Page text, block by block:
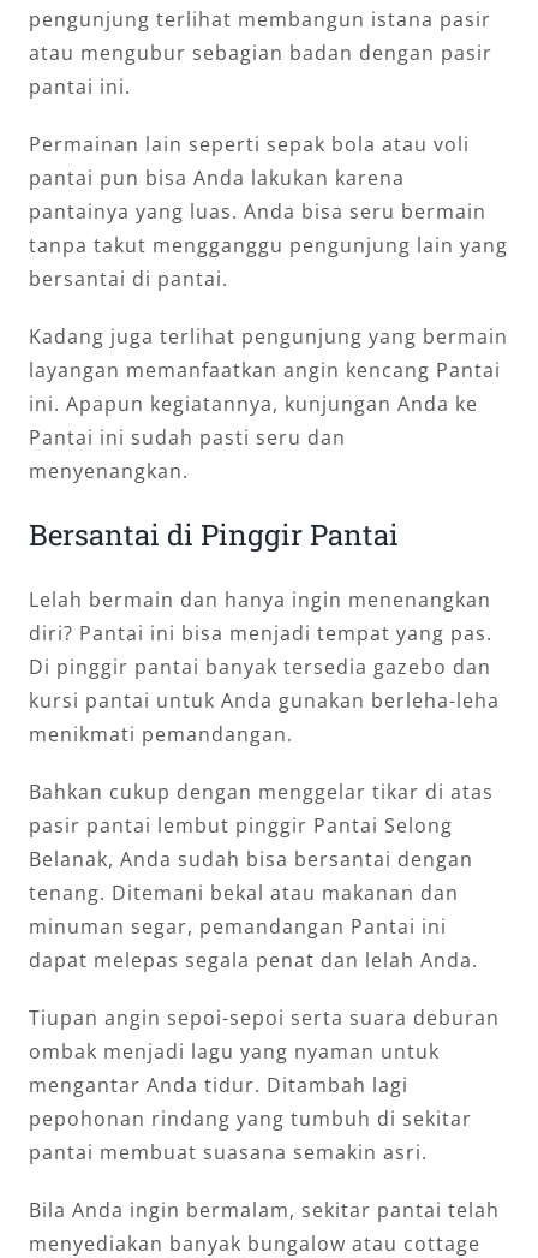
pengunjung terlihat membangun istana pasir
atau mengubur sebagian badan dengan pasir
pantai ini.
Permainan lain seperti sepak bola atau voli
pantai pun bisa Anda lakukan karena
pantainya yang luas. Anda bisa seru bermain
tanpa takut mengganggu pengunjung lain yang
bersantai di pantai.
Kadang juga terlihat pengunjung yang bermain
layangan memanfaatkan angin kencang Pantai
ini. Apapun kegiatannya, kunjungan Anda ke
Pantai ini sudah pasti seru dan
menyenangkan.
Bersantai di Pinggir Pantai
Lelah bermain dan hanya ingin menenangkan
diri? Pantai ini bisa menjadi tempat yang pas.
Di pinggir pantai banyak tersedia gazebo dan
kursi pantai untuk Anda gunakan berleha-leha
menikmati pemandangan.
Bahkan cukup dengan menggelar tikar di atas
pasir pantai lembut pinggir Pantai Selong
Belanak, Anda sudah bisa bersantai dengan
tenang. Ditemani bekal atau makanan dan
minuman segar, pemandangan Pantai ini
dapat melepas segala penat dan lelah Anda.
Tiupan angin sepoi-sepoi serta suara deburan
ombak menjadi lagu yang nyaman untuk
mengantar Anda tidur. Ditambah lagi
pepohonan rindang yang tumbuh di sekitar
pantai membuat suasana semakin asri.
Bila Anda ingin bermalam, sekitar pantai telah
menyediakan banyak bungalow atau cottage